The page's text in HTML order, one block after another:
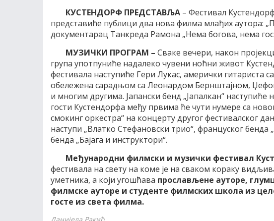
КУСТЕНДОРФ ПРЕДСТАВЉА – Фестивал
представиће публици два нова филма млађих аутора:
документарац Танкреда Рамона „Нема богова, нема
МУЗИЧКИ ПРОГРАМ – Сваке вечери, након
група употпуниће надалеко чувени ноћни живот
фестивала наступиће Гeри Лукас, амерички гитариста
обележена сарадњом са Леонардом Бернштајном,
и многим другима. Јапански бенд „Јапалкан“
гости Кустендорфа међу првима ће чути нумере са
смокинг оркестра“ на концерту другог фестивалског
наступи „Влатко Стефановски трио“, француског бенда
бенда „Бајага и инструктори“.
Међународни филмски и музички фестивал
фестивала на свету на коме је на сваком кораку
уметника, а који угошћава прослављене ауторе,
филмске ауторе и студенте филмских школа из
госте из света филма.